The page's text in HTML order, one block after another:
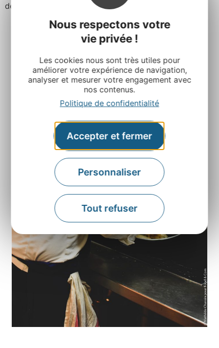
Nous respectons votre
vie privée !
Les cookies nous sont très utiles pour
améliorer votre expérience de navigation,
analyser et mesurer votre engagement avec
nos contenus.
Politique de confidentialité
Accepter et fermer
Personnaliser
Tout refuser
des terres aveyronnaises.